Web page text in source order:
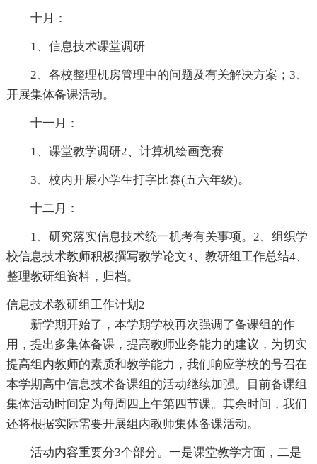
十月：
1、信息技术课堂调研
2、各校整理机房管理中的问题及有关解决方案；3、
开展集体备课活动。
十一月：
1、课堂教学调研2、计算机绘画竞赛
3、校内开展小学生打字比赛(五六年级)。
十二月：
1、研究落实信息技术统一机考有关事项。2、组织学
校信息技术教师积极撰写教学论文3、教研组工作总结4、
整理教研组资料，归档。
信息技术教研组工作计划2
新学期开始了，本学期学校再次强调了备课组的作
用，提出多集体备课，提高教师业务能力的建议，为切实
提高组内教师的素质和教学能力，我们响应学校的号召在
本学期高中信息技术备课组的活动继续加强。目前备课组
集体活动时间定为每周四上午第四节课。其余时间，我们
还将根据实际需要开展组内教师集体备课活动。
活动内容重要分3个部分。一是课堂教学方面，二是